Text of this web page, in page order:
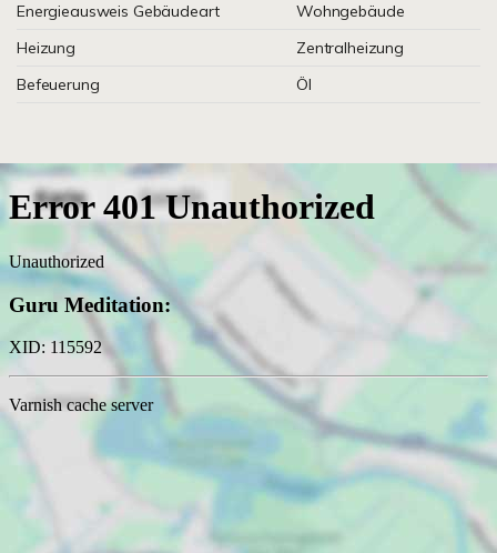
Energieausweis Gebäudeart
Wohngebäude
Heizung
Zentralheizung
Befeuerung
Öl